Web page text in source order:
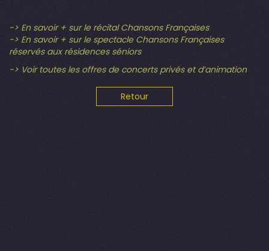
-> En savoir + sur le récital Chansons Françaises
-> En savoir + sur le spectacle Chansons Françaises
réservés aux résidences séniors
-> Voir toutes les offres de concerts privés et d’animation
Retour